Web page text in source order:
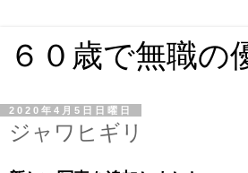
６０歳で無職の
2020年4月5日日曜日
ジャワヒギリ